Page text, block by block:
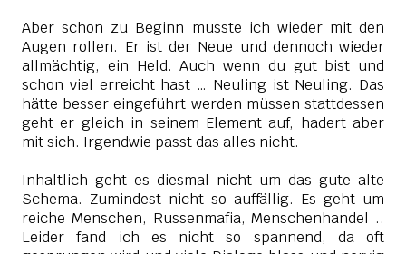
Aber schon zu Beginn musste ich wieder mit den
Augen rollen. Er ist der Neue und dennoch wieder
allmächtig, ein Held. Auch wenn du gut bist und
schon viel erreicht hast … Neuling ist Neuling. Das
hätte besser eingeführt werden müssen stattdessen
geht er gleich in seinem Element auf, hadert aber
mit sich. Irgendwie passt das alles nicht.
Inhaltlich geht es diesmal nicht um das gute alte
Schema. Zumindest nicht so auffällig. Es geht um
reiche Menschen, Russenmafia, Menschenhandel ..
Leider fand ich es nicht so spannend, da oft